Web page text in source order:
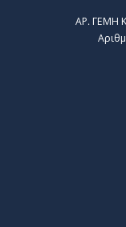
AΡ. ΓΕΜΗ